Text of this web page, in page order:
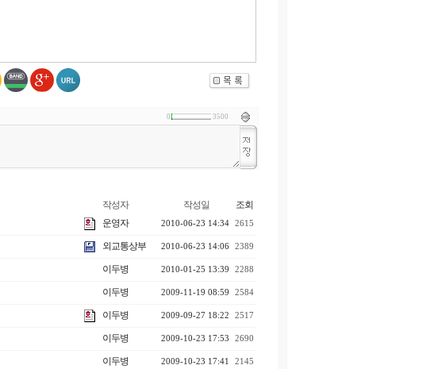
0 3500
작성자 작성일 조회
운영자 2010-06-23 14:34 2615
외교통상부 2010-06-23 14:06 2389
이두병 2010-01-25 13:39 2288
이두병 2009-11-19 08:59 2584
이두병 2009-09-27 18:22 2517
이두병 2009-10-23 17:53 2690
이두병 2009-10-23 17:41 2145